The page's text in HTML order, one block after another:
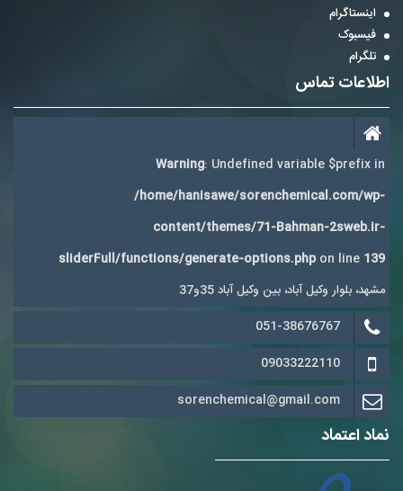
اینستاگرام
فیسبوک
تلگرام
اطلاعات تماس
Warning: Undefined variable $prefix in
/home/hanisawe/sorenchemical.com/wp-
content/themes/71-Bahman-2sweb.ir-
sliderFull/functions/generate-options.php on line 139
مشهد، بلوار وکیل آباد، بین وکیل آباد 35و37
051-38676767
09033222110
sorenchemical@gmail.com
نماد اعتماد